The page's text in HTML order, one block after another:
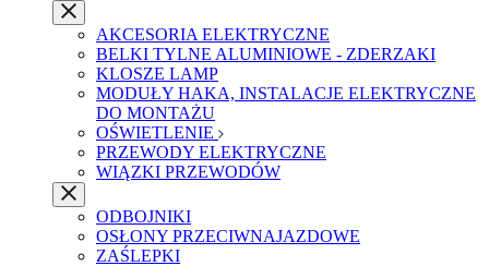
AKCESORIA ELEKTRYCZNE
BELKI TYLNE ALUMINIOWE - ZDERZAKI
KLOSZE LAMP
MODUŁY HAKA, INSTALACJE ELEKTRYCZNE
DO MONTAŻU
OŚWIETLENIE
PRZEWODY ELEKTRYCZNE
WIĄZKI PRZEWODÓW
ODBOJNIKI
OSŁONY PRZECIWNAJAZDOWE
ZAŚLEPKI